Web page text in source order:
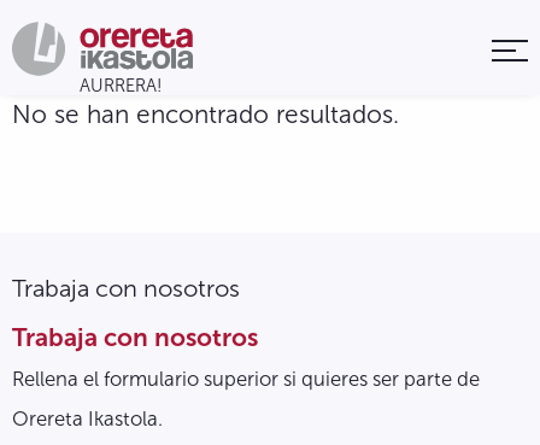
No se han encontrado resultados.
Trabaja con nosotros
Trabaja con nosotros
Rellena el formulario superior si quieres ser parte de
Orereta Ikastola.